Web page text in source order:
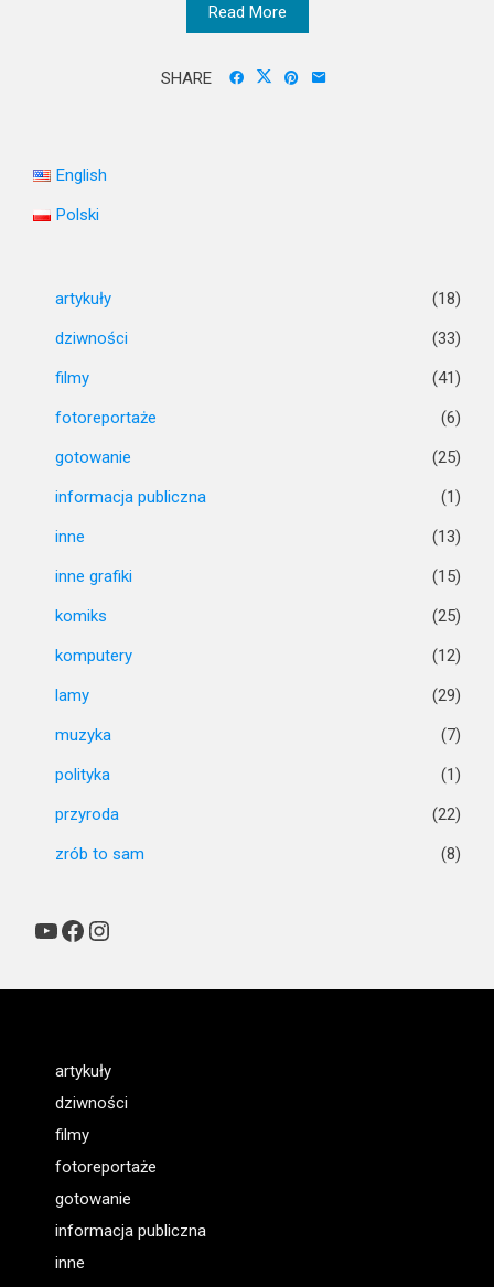
Read More
SHARE
English
Polski
artykuły
(18)
dziwności
(33)
filmy
(41)
fotoreportaże
(6)
gotowanie
(25)
informacja publiczna
(1)
inne
(13)
inne grafiki
(15)
komiks
(25)
komputery
(12)
lamy
(29)
muzyka
(7)
polityka
(1)
przyroda
(22)
zrób to sam
(8)
YouTube
Facebook
Instagram
artykuły
dziwności
filmy
fotoreportaże
gotowanie
informacja publiczna
inne